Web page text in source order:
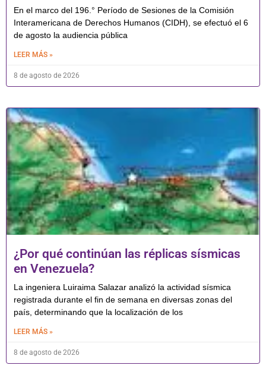
En el marco del 196.° Período de Sesiones de la Comisión
Interamericana de Derechos Humanos (CIDH), se efectuó el 6
de agosto la audiencia pública
LEER MÁS »
8 de agosto de 2026
¿Por qué continúan las réplicas sísmicas
en Venezuela?
La ingeniera Luiraima Salazar analizó la actividad sísmica
registrada durante el fin de semana en diversas zonas del
país, determinando que la localización de los
LEER MÁS »
8 de agosto de 2026